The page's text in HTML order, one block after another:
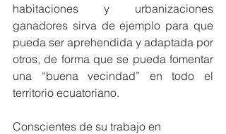
habitaciones y urbanizaciones
ganadores sirva de ejemplo para que
pueda ser aprehendida y adaptada por
otros, de forma que se pueda fomentar
una “buena vecindad” en todo el
territorio ecuatoriano.
Conscientes de su trabajo en